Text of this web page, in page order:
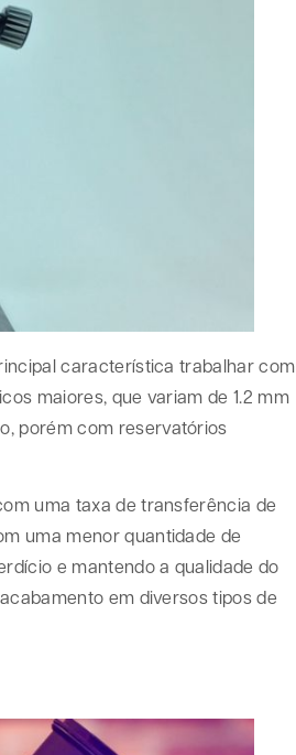
característica trabalhar com
maiores, que variam de 1.2 mm
porém com reservatórios
uma taxa de transferência de
uma menor quantidade de
e mantendo a qualidade do
em diversos tipos de